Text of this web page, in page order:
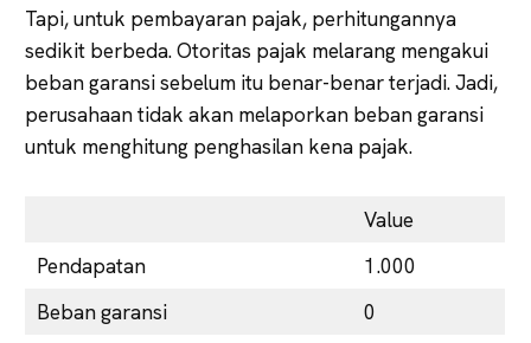
Tapi, untuk pembayaran pajak, perhitungannya
sedikit berbeda. Otoritas pajak melarang mengakui
beban garansi sebelum itu benar-benar terjadi. Jadi,
perusahaan tidak akan melaporkan beban garansi
untuk menghitung penghasilan kena pajak.
Value
Pendapatan
1.000
Beban garansi
0